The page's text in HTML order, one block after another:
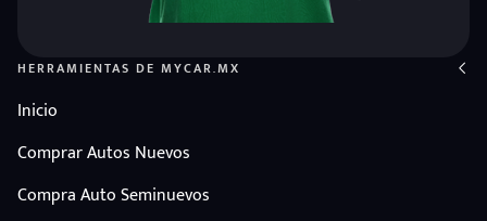
HERRAMIENTAS DE MYCAR.MX
Inicio
Comprar Autos Nuevos
Compra Auto Seminuevos